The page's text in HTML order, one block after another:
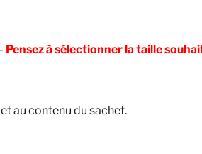
Pensez à sélectionner la taille
au contenu du sachet.